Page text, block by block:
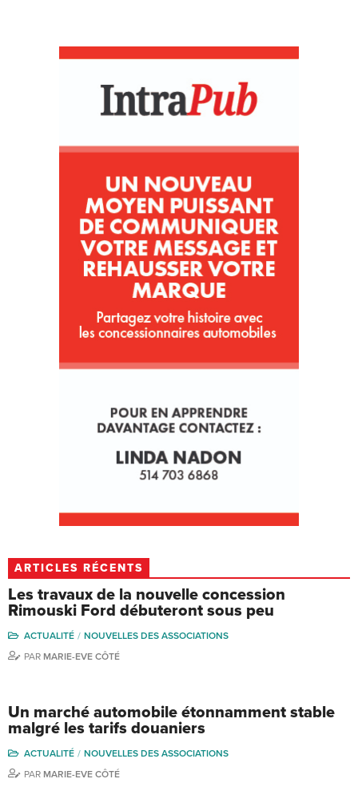
ARTICLES RÉCENTS
Les travaux de la nouvelle concession
Rimouski Ford débuteront sous peu
ACTUALITÉ
NOUVELLES DES ASSOCIATIONS
PAR MARIE-EVE CÔTÉ
Un marché automobile étonnamment stable
malgré les tarifs douaniers
ACTUALITÉ
NOUVELLES DES ASSOCIATIONS
PAR MARIE-EVE CÔTÉ